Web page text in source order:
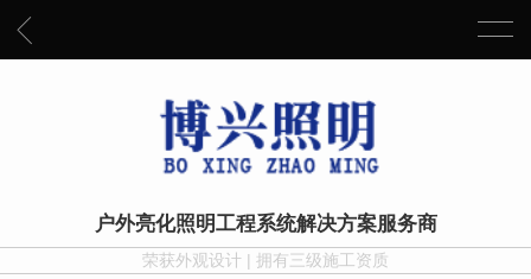
户外亮化照明工程系统解决方案服务商
荣获外观设计 | 拥有三级施工资质